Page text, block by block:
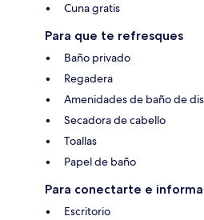
Cuna gratis
Para que te refresques
Baño privado
Regadera
Amenidades de baño de
Secadora de cabello
Toallas
Papel de baño
Para conectarte e
Escritorio